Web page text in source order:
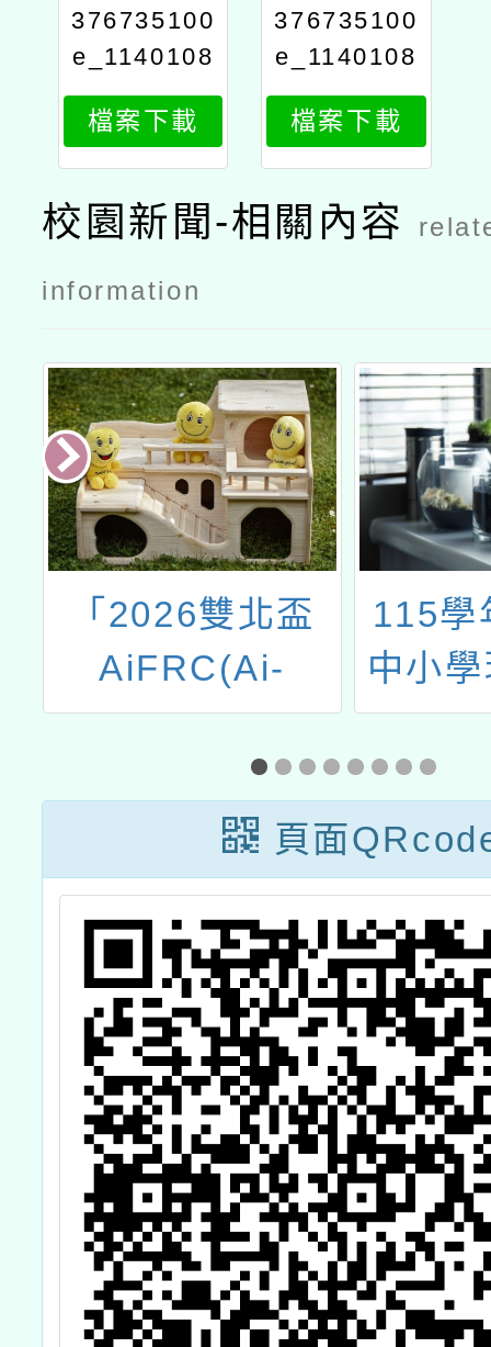
376735100
e_1140108
975_attach
2
檔案下載
376735100
e_1140108
975_attach
1
檔案下載
校園新聞-相關內容
information
「2026雙北盃
AiFRC(Ai-
FIRST
Robotics
Competition)：
TechGlow跨界
科技活動」
115學
中小
臺灣
導增
頁面